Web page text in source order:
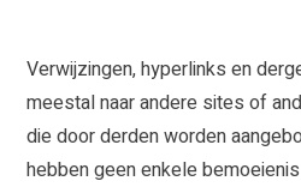
Verwijzingen, hyperlinks en
meestal naar andere sites of
die door derden worden
hebben geen enkele